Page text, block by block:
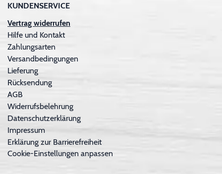
KUNDENSERVICE
Vertrag widerrufen
Hilfe und Kontakt
Zahlungsarten
Versandbedingungen
Lieferung
Rücksendung
AGB
Widerrufsbelehrung
Datenschutzerklärung
Impressum
Erklärung zur Barrierefreiheit
Cookie-Einstellungen anpassen